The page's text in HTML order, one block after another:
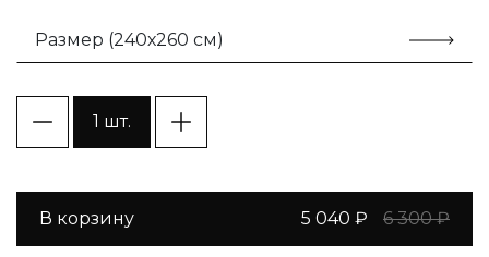
Размер (240х260 см)
1 шт.
В корзину 5 040 ₽ 6 300 ₽